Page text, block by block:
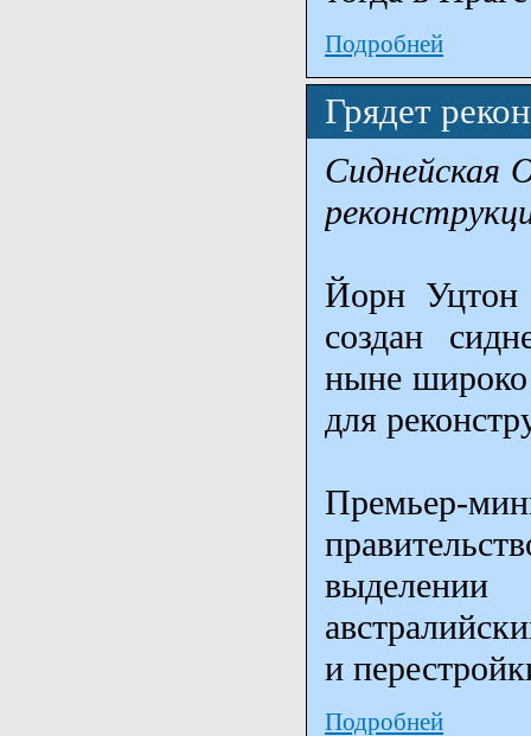
Подробней
Грядет
Сиднейская
Йорн Уцтон
создан
ныне широко
для
Премьер-
и
Подробней